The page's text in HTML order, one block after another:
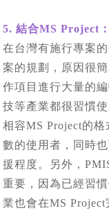
5. 結合MS Project：
在台灣有施行專案
案的規劃，原因很
作項目進行大量的
技等產業都很習慣
相容MS Project的
數的使用者，同時
援程度。另外，
重要，因為已經習
業也會在MS Project